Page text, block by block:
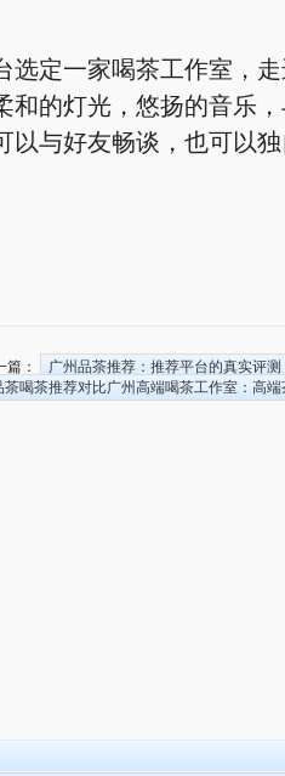
选定一家喝茶工作室，
和的灯光，悠扬的音乐
以与好友畅谈，也可以
篇：
广州品茶推荐：推荐平台的真实评测
茶喝茶推荐对比广州高端喝茶工作室：高